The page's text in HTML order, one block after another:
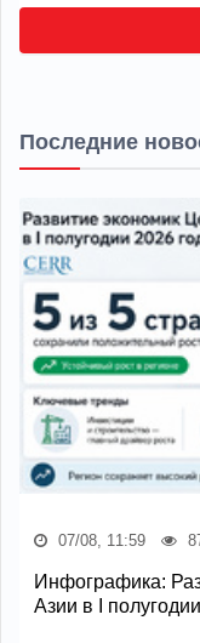
Последние
07/08, 11:59
Инфографика:
Азии в I